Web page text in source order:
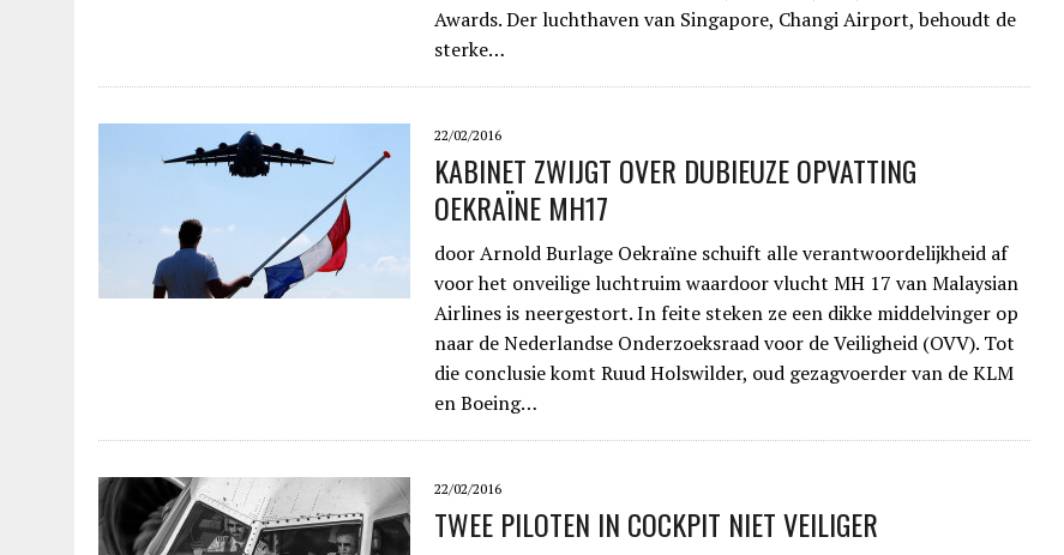
Awards. Der luchthaven van Singapore, Changi Airport, behoudt de
sterke…
22/02/2016
KABINET ZWIJGT OVER DUBIEUZE OPVATTING
OEKRAÏNE MH17
door Arnold Burlage Oekraïne schuift alle verantwoordelijkheid af
voor het onveilige luchtruim waardoor vlucht MH 17 van Malaysian
Airlines is neergestort. In feite steken ze een dikke middelvinger op
naar de Nederlandse Onderzoeksraad voor de Veiligheid (OVV). Tot
die conclusie komt Ruud Holswilder, oud gezagvoerder van de KLM
en Boeing…
22/02/2016
TWEE PILOTEN IN COCKPIT NIET VEILIGER